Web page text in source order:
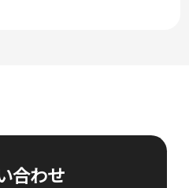
合わせ